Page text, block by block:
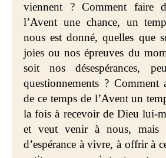
viennent ? Comment faire
l’Avent une chance, un
nous est donné, quelles que
joies ou nos épreuves du
soit nos désespérances,
questionnements ? Comment
de ce temps de l’Avent un
la fois à recevoir de Dieu lui-
et veut venir à nous, mais
d’espérance à vivre, à offrir à